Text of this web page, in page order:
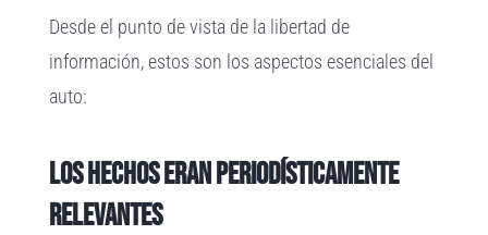
Desde el punto de vista de la libertad de
información, estos son los aspectos esenciales del
auto:
Los hechos eran periodísticamente
relevantes